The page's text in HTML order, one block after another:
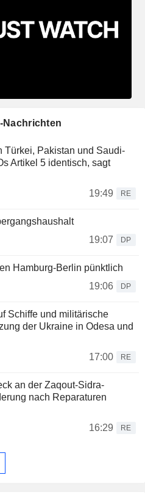
Nachrichten
Türkei, Pakistan und Saudi-
Artikel 5 identisch, sagt
19:49
RE
19:07
DP
Hamburg-Berlin pünktlich
19:06
DP
Schiffe und militärische
der Ukraine in Odesa und
17:00
RE
an der Zaqout-Sidra-
nach Reparaturen
16:29
RE